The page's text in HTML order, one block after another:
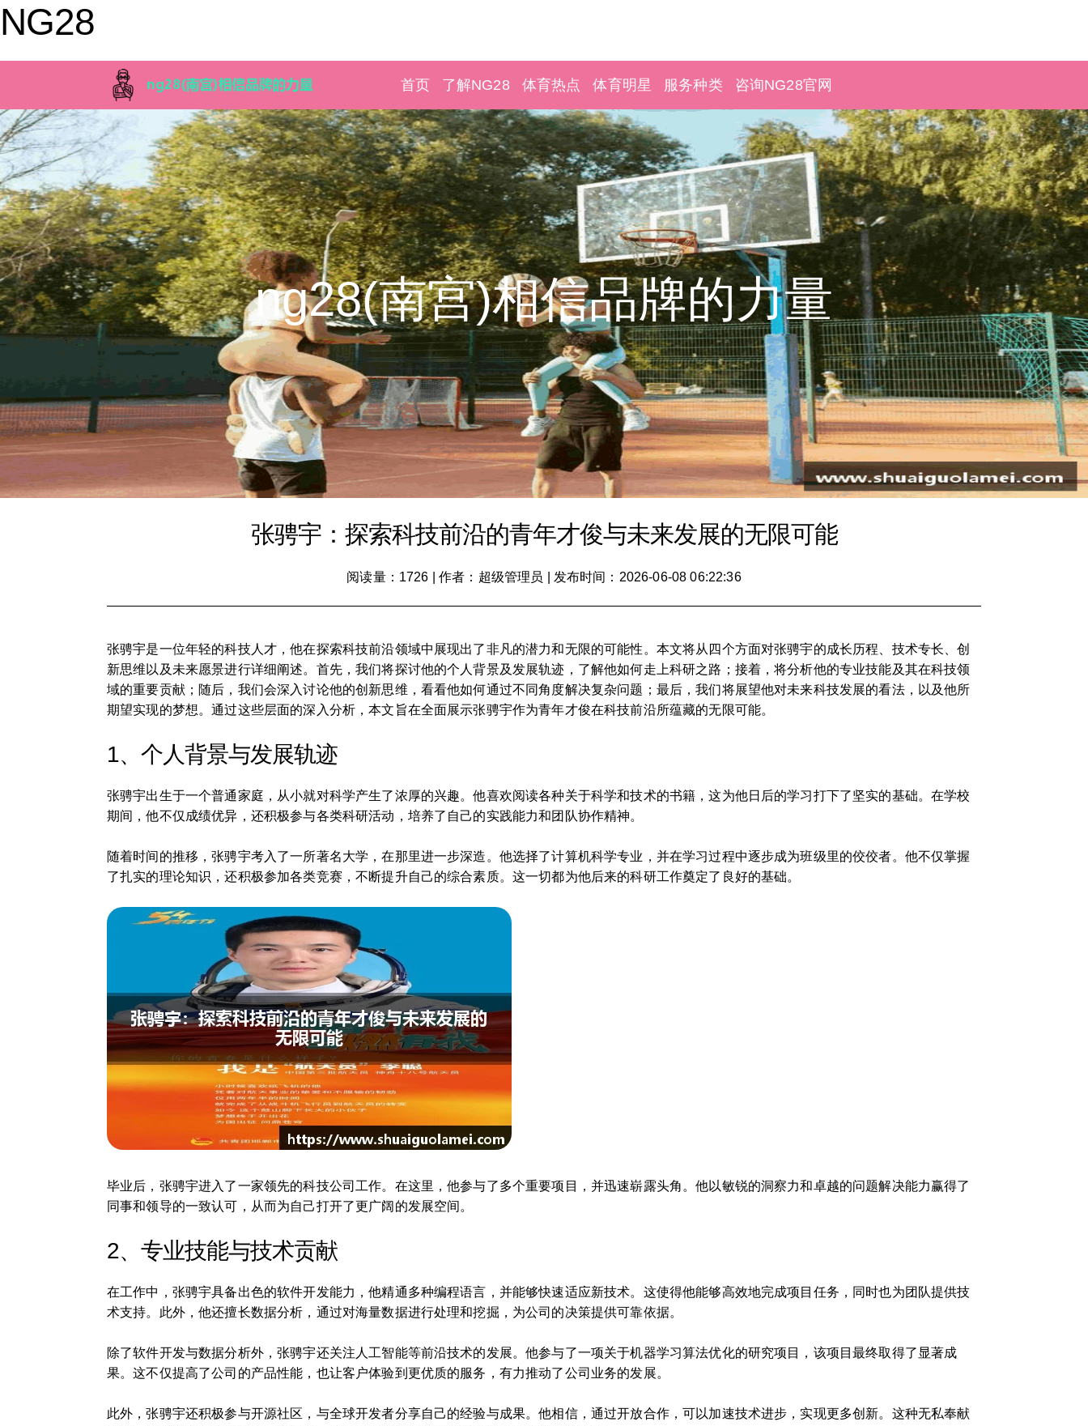
NG28
首页 了解NG28 体育热点 体育明星 服务种类 咨询NG28官网
ng28(南宫)相信品牌的力量
张骋宇：探索科技前沿的青年才俊与未来发展的无限可能
阅读量：1726 |作者：超级管理员 发布时间：2026-06-08 06:22:36
张骋宇是一位年轻的科技人才，他在探索科技前沿领域中展现出了非凡的潜力和无限的可能性。本文将从四个方面对张骋宇的成长历程、技术专长、创
新思维以及未来愿景进行详细阐述。首先，我们将探讨他的个人背景及发展轨迹，了解他如何走上科研之路；接着，将分析他的专业技能及其在科技领
域的重要贡献；随后，我们会深入讨论他的创新思维，看看他如何通过不同角度解决复杂问题；最后，我们将展望他对未来科技发展的看法，以及他所
期望实现的梦想。通过这些层面的深入分析，本文旨在全面展示张骋宇作为青年才俊在科技前沿所蕴藏的无限可能。
1、个人背景与发展轨迹
张骋宇出生于一个普通家庭，从小就对科学产生了浓厚的兴趣。他喜欢阅读各种关于科学和技术的书籍，这为他日后的学习打下了坚实的基础。在学校
期间，他不仅成绩优异，还积极参与各类科研活动，培养了自己的实践能力和团队协作精神。
随着时间的推移，张骋宇考入了一所著名大学，在那里进一步深造。他选择了计算机科学专业，并在学习过程中逐步成为班级里的佼佼者。他不仅掌握
了扎实的理论知识，还积极参加各类竞赛，不断提升自己的综合素质。这一切都为他后来的科研工作奠定了良好的基础。
毕业后，张骋宇进入了一家领先的科技公司工作。在这里，他参与了多个重要项目，并迅速崭露头角。他以敏锐的洞察力和卓越的问题解决能力赢得了
同事和领导的一致认可，从而为自己打开了更广阔的发展空间。
2、专业技能与技术贡献
在工作中，张骋宇具备出色的软件开发能力，他精通多种编程语言，并能够快速适应新技术。这使得他能够高效地完成项目任务，同时也为团队提供技
术支持。此外，他还擅长数据分析，通过对海量数据进行处理和挖掘，为公司的决策提供可靠依据。
除了软件开发与数据分析外，张骋宇还关注人工智能等前沿技术的发展。他参与了一项关于机器学习算法优化的研究项目，该项目最终取得了显著成
果。这不仅提高了公司的产品性能，也让客户体验到更优质的服务，有力推动了公司业务的发展。
此外，张骋宇还积极参与开源社区，与全球开发者分享自己的经验与成果。他相信，通过开放合作，可以加速技术进步，实现更多创新。这种无私奉献